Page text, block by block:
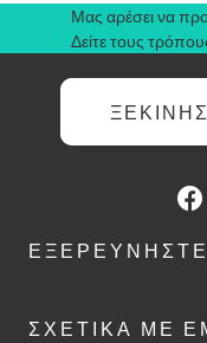
Μας αρέσει να
Δείτε τους
ΣΧΕΤΙΚΆ ΜΕ